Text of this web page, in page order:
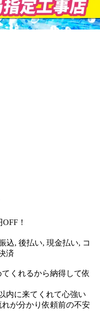
！
込, 後払い, 現金払い, コ
済
くれるから納得して依
内に来てくれて心強い
が分かり依頼前の不安